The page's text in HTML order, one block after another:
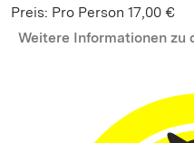
Preis: Pro Person 17,00 €
Weitere Informationen zu